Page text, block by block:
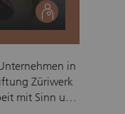
social
in
Züriwerk
mit Sinn und